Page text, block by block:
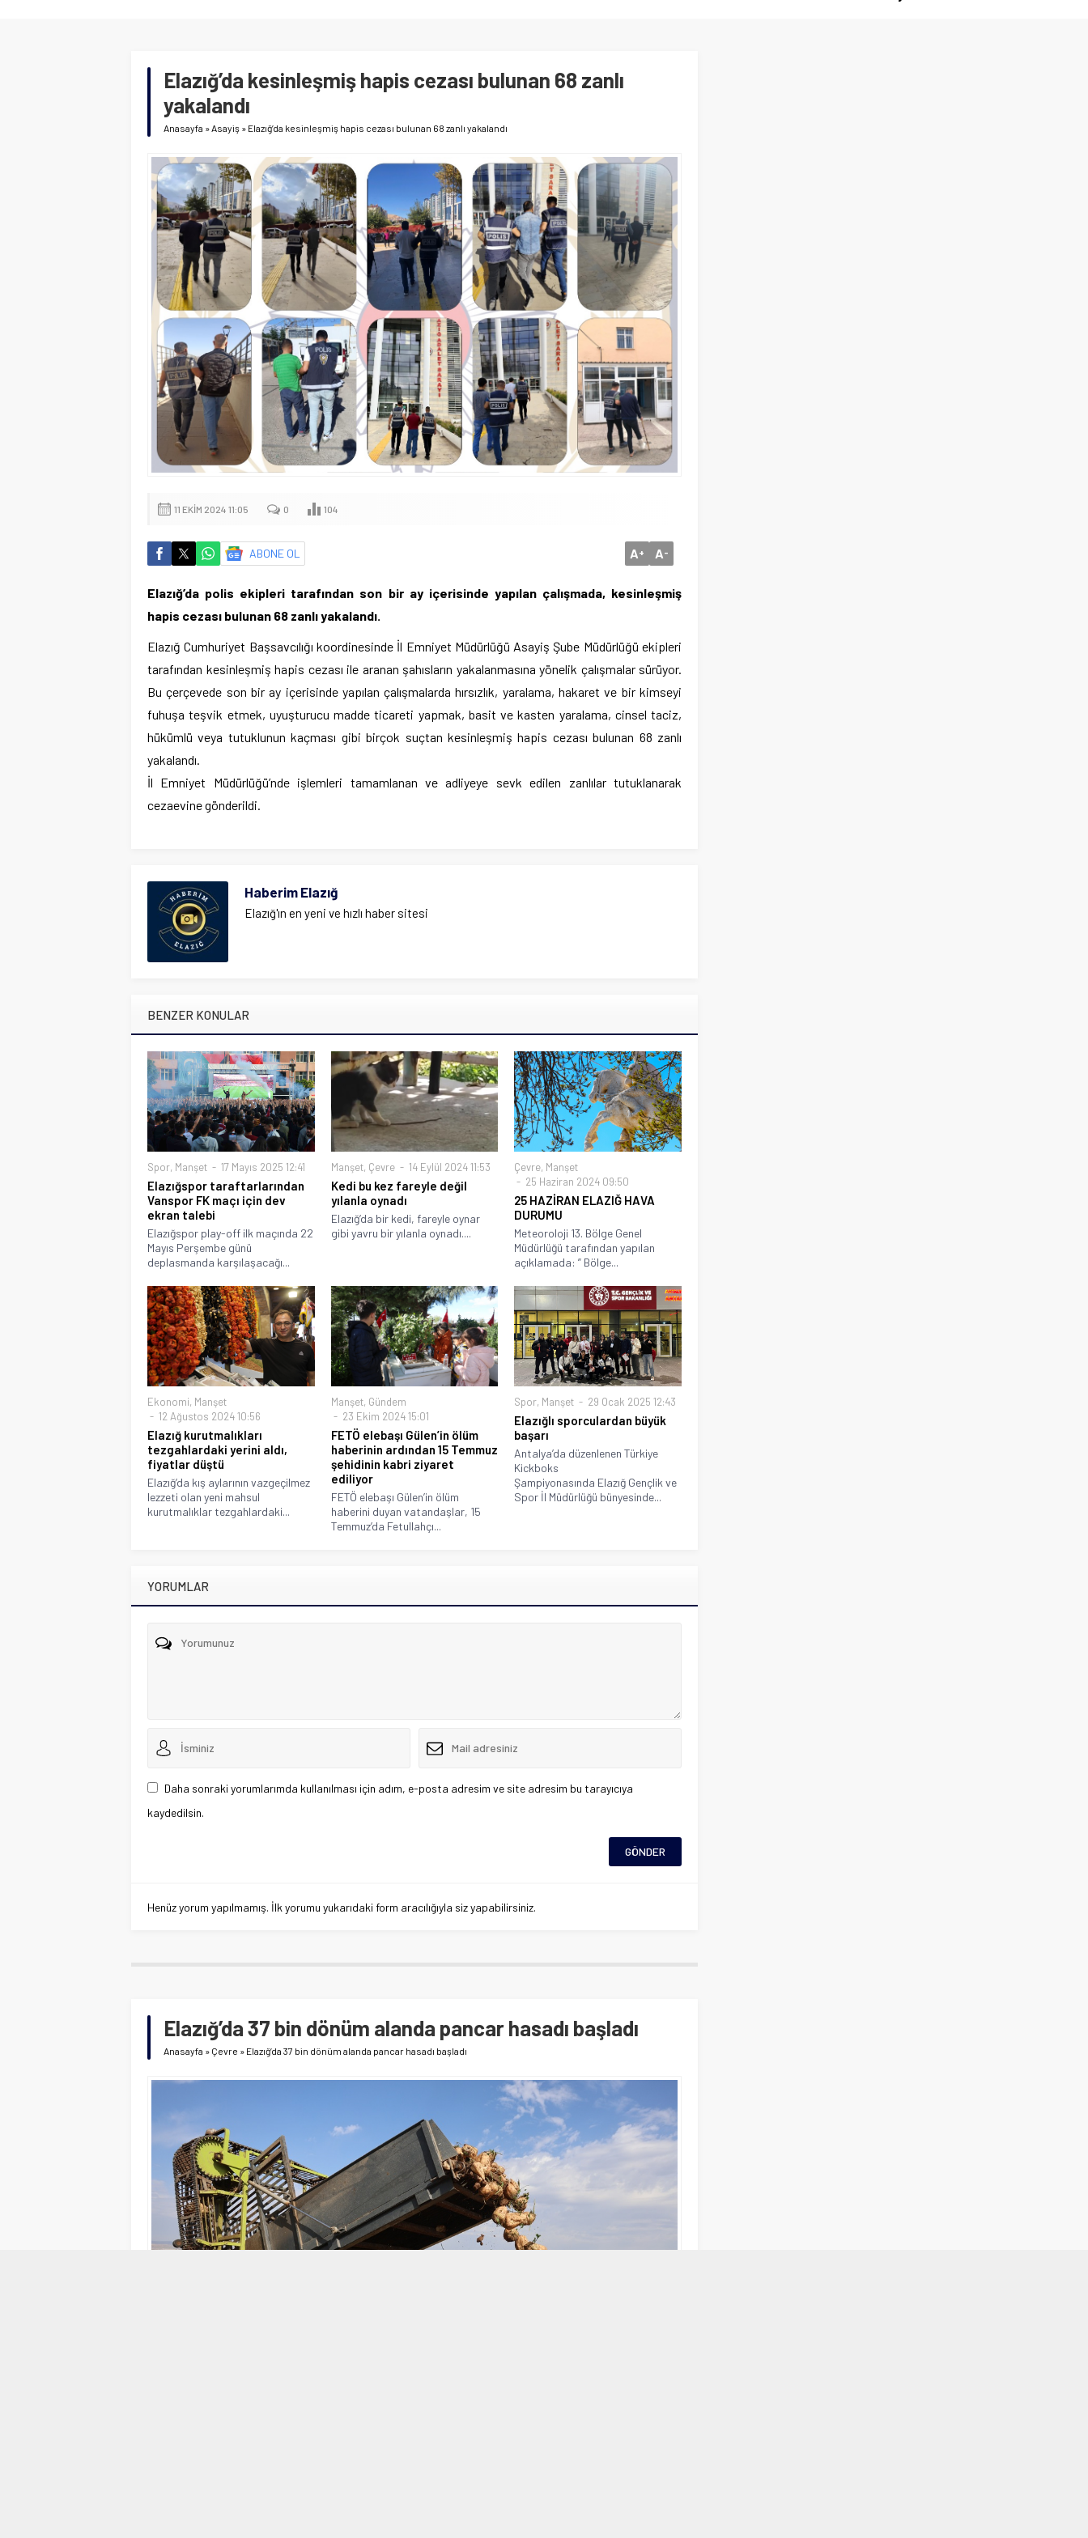
Elazığ’da kesinleşmiş hapis cezası bulunan 68 zanlı
yakalandı
Anasayfa »Asayiş » Elazığ’da kesinleşmiş hapis cezası bulunan 68 zanlı yakalandı
11 EKIM 2024 11:05 0 104
ABONE OL A+ A-
Elazığ’da polis ekipleri tarafından son bir ay içerisinde yapılan çalışmada, kesinleşmiş
hapis cezası bulunan 68 zanlı yakalandı.
Elazığ Cumhuriyet Başsavcılığı koordinesinde İl Emniyet Müdürlüğü Asayiş Şube Müdürlüğü ekipleri
tarafından kesinleşmiş hapis cezası ile aranan şahısların yakalanmasına yönelik çalışmalar sürüyor.
Bu çerçevede son bir ay içerisinde yapılan çalışmalarda hırsızlık, yaralama, hakaret ve bir kimseyi
fuhuşa teşvik etmek, uyuşturucu madde ticareti yapmak, basit ve kasten yaralama, cinsel taciz,
hükümlü veya tutuklunun kaçması gibi birçok suçtan kesinleşmiş hapis cezası bulunan 68 zanlı
yakalandı.
İl Emniyet Müdürlüğü’nde işlemleri tamamlanan ve adliyeye sevk edilen zanlılar tutuklanarak
cezaevine gönderildi.
Haberim Elazığ
Elazığ'ın en yeni ve hızlı haber sitesi
BENZER KONULAR
Spor, Manşet 17 Mayıs 2025 12:41
Elazığspor taraftarlarından
Vanspor FK maçı için dev
ekran talebi
Elazığspor play-off ilk maçında 22
Mayıs Perşembe günü
deplasmanda karşılaşacağı...
Manşet, Çevre 14 Eylül 2024 11:53
Kedi bu kez fareyle değil
yılanla oynadı
Elazığ’da bir kedi, fareyle oynar
gibi yavru bir yılanla oynadı....
Çevre, Manşet
25 Haziran 2024 09:50
25 HAZİRAN ELAZIĞ HAVA
DURUMU
Meteoroloji 13. Bölge Genel
Müdürlüğü tarafından yapılan
açıklamada: ” Bölge...
Ekonomi, Manşet
12 Ağustos 2024 10:56
Elazığ kurutmalıkları
tezgahlardaki yerini aldı,
fiyatlar düştü
Elazığ’da kış aylarının vazgeçilmez
lezzeti olan yeni mahsul
kurutmalıklar tezgahlardaki...
Manşet, Gündem
23 Ekim 2024 15:01
FETÖ elebaşı Gülen’in ölüm
haberinin ardından 15 Temmuz
şehidinin kabri ziyaret
ediliyor
FETÖ elebaşı Gülen’in ölüm
haberini duyan vatandaşlar, 15
Temmuz’da Fetullahçı...
Spor, Manşet 29 Ocak 2025 12:43
Elazığlı sporculardan büyük
başarı
Antalya’da düzenlenen Türkiye
Kickboks
Şampiyonasında Elazığ Gençlik ve
Spor İl Müdürlüğü bünyesinde...
YORUMLAR
Daha sonraki yorumlarımda kullanılması için adım, e-posta adresim ve site adresim bu tarayıcıya
kaydedilsin.
Henüz yorum yapılmamış. İlk yorumu yukarıdaki form aracılığıyla siz yapabilirsiniz.
Elazığ’da 37 bin dönüm alanda pancar hasadı başladı
Anasayfa » Çevre » Elazığ’da 37 bin dönüm alanda pancar hasadı başladı